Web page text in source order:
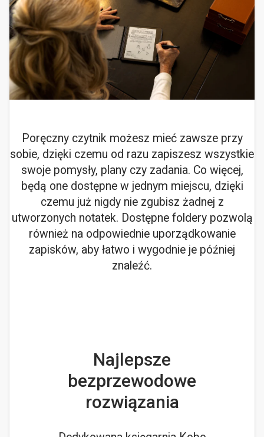
Poręczny czytnik możesz mieć zawsze przy
sobie, dzięki czemu od razu zapiszesz wszystkie
swoje pomysły, plany czy zadania. Co więcej,
będą one dostępne w jednym miejscu, dzięki
czemu już nigdy nie zgubisz żadnej z
utworzonych notatek. Dostępne foldery pozwolą
również na odpowiednie uporządkowanie
zapisków, aby łatwo i wygodnie je później
znaleźć.
Najlepsze
bezprzewodowe
rozwiązania